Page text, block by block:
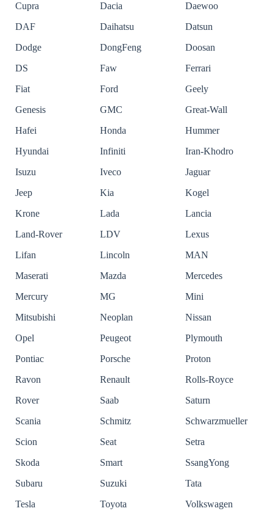
Cupra
Dacia
Daewoo
DAF
Daihatsu
Datsun
Dodge
DongFeng
Doosan
DS
Faw
Ferrari
Fiat
Ford
Geely
Genesis
GMC
Great-Wall
Hafei
Honda
Hummer
Hyundai
Infiniti
Iran-Khodro
Isuzu
Iveco
Jaguar
Jeep
Kia
Kogel
Krone
Lada
Lancia
Land-Rover
LDV
Lexus
Lifan
Lincoln
MAN
Maserati
Mazda
Mercedes
Mercury
MG
Mini
Mitsubishi
Neoplan
Nissan
Opel
Peugeot
Plymouth
Pontiac
Porsche
Proton
Ravon
Renault
Rolls-Royce
Rover
Saab
Saturn
Scania
Schmitz
Schwarzmueller
Scion
Seat
Setra
Skoda
Smart
SsangYong
Subaru
Suzuki
Tata
Tesla
Toyota
Volkswagen